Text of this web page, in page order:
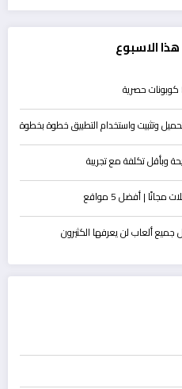
الاسبوع
وبأقل تكلفة مع تجريبة
| أفضل 5 مواقع
ألعاب لن يعرفها الكثيرون